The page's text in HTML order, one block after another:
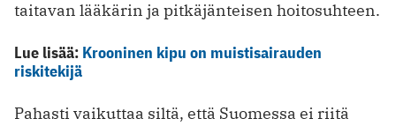
taitavan lääkärin ja pitkäjänteisen hoitosuhteen.
Lue lisää: Krooninen kipu on muistisairauden
riskitekijä
Pahasti vaikuttaa siltä, että Suomessa ei riitä